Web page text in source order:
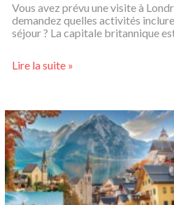
Vous avez prévu une visite à
demandez quelles activités
séjour ? La capitale britannique
Lire la suite »